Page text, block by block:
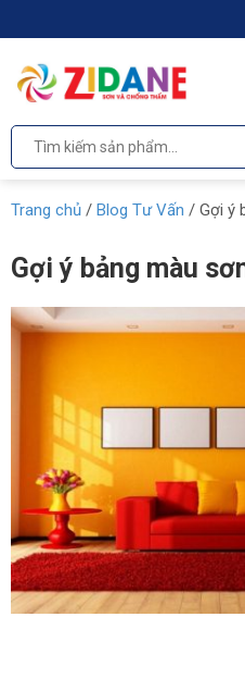
Trang chủ / Blog Tư Vấn / Gợi ý
Gợi ý bảng màu